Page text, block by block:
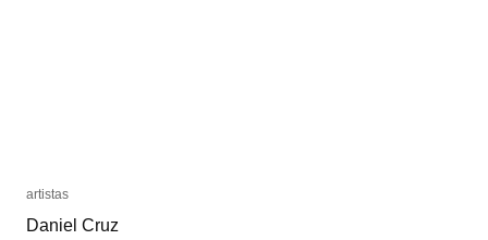
artistas
Daniel Cruz
artistas
Daniel Cruz